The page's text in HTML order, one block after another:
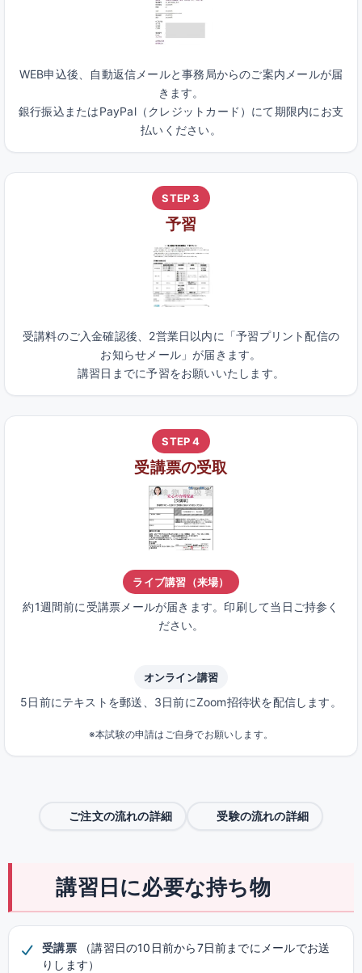
WEB申込後、自動返信メールと事務局からのご案内メールが届
きます。
銀行振込またはPayPal（クレジットカード）にて期限内にお支
払いください。
STEP 3
予習
受講料のご入金確認後、2営業日以内に「予習プリント配信の
お知らせメール」が届きます。
講習日までに予習をお願いいたします。
STEP 4
受講票の受取
ライブ講習（来場）
約1週間前に受講票メールが届きます。印刷して当日ご持参く
ださい。
オンライン講習
5日前にテキストを郵送、3日前にZoom招待状を配信します。
※本試験の申請はご自身でお願いします。
ご注文の流れの詳細 受験の流れの詳細
講習日に必要な持ち物
受講票
（講習日の10日前から7日前までにメールでお送
りします）